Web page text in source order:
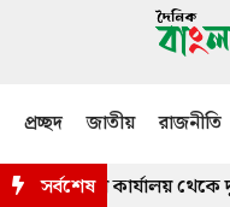
প্রচ্ছদ জাতীয় রাজনীতি
সর্বশেষ
কর্মকর্তার কার্যালয় থেকে